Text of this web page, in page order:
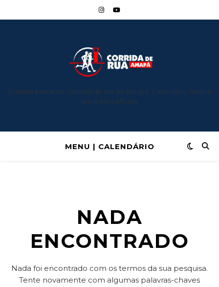
O maior portal de corridas de rua do Amapá: Calendário, fotos e
resultados oficiais.
MENU | CALENDÁRIO
NADA
ENCONTRADO
Nada foi encontrado com os termos da sua pesquisa.
Tente novamente com algumas palavras-chaves